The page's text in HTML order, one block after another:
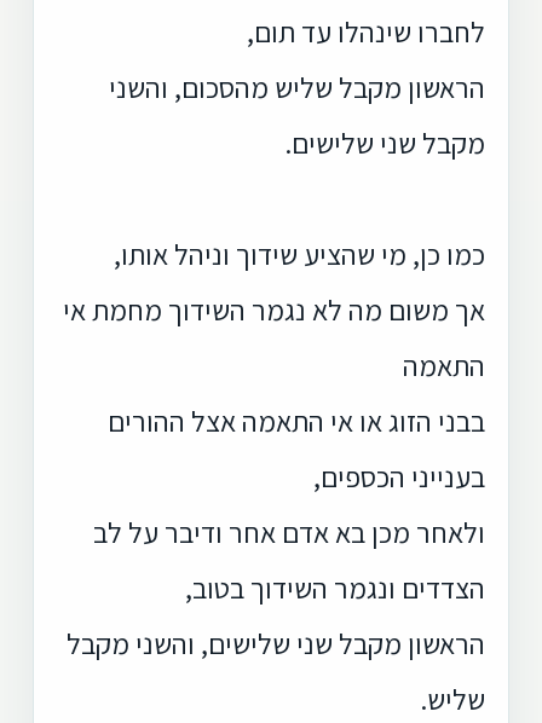
לחברו שינהלו עד תום,
הראשון מקבל שליש מהסכום, והשני
מקבל שני שלישים.
כמו כן, מי שהציע שידוך וניהל אותו,
אך משום מה לא נגמר השידוך מחמת אי
התאמה
בבני הזוג או אי התאמה אצל ההורים
בענייני הכספים,
ולאחר מכן בא אדם אחר ודיבר על לב
הצדדים ונגמר השידוך בטוב,
הראשון מקבל שני שלישים, והשני מקבל
שליש.